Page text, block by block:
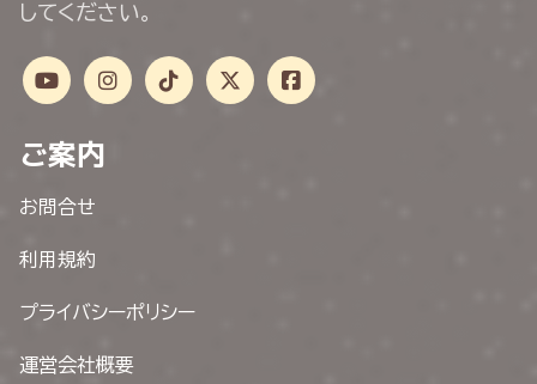
してください。
ご案内
お問合せ
利用規約
プライバシーポリシー
運営会社概要